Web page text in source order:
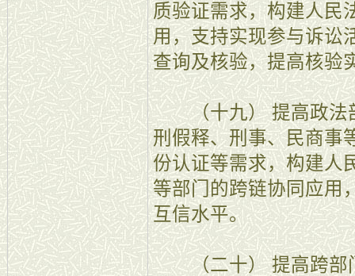
质验证需求，构建人民
用，支持实现参与诉讼
查询及核验，提高核验
（十九） 提高政法部
刑假释、刑事、民商事
份认证等需求，构建人
等部门的跨链协同应用
互信水平。
（二十） 提高跨部门